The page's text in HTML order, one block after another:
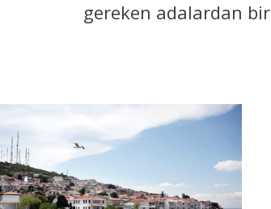
gereken adalardan